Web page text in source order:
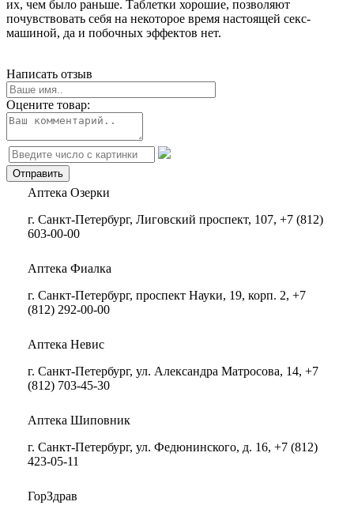
их, чем было раньше. Таблетки хорошие, позволяют
почувствовать себя на некоторое время настоящей секс-
машиной, да и побочных эффектов нет.
Написать отзыв
Оцените товар:
Аптека Озерки
г. Санкт-Петербург, Лиговский проспект, 107, +7 (812)
603-00-00
Аптека Фиалка
г. Санкт-Петербург, проспект Науки, 19, корп. 2, +7
(812) 292-00-00
Аптека Невис
г. Санкт-Петербург, ул. Александра Матросова, 14, +7
(812) 703-45-30
Аптека Шиповник
г. Санкт-Петербург, ул. Федюнинского, д. 16, +7 (812)
423-05-11
ГорЗдрав